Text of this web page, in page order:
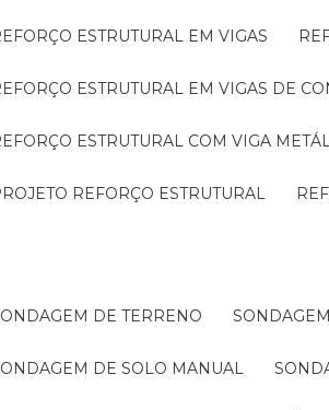
REFORÇO ESTRUTURAL EM VIGAS
REFORÇO ESTRUTURAL EM VIGAS DE
REFORÇO ESTRUTURAL COM VIGA
PROJETO REFORÇO ESTRUTURAL
SONDAGEM DE TERRENO
SONDAGEM DE SOLO MANUAL